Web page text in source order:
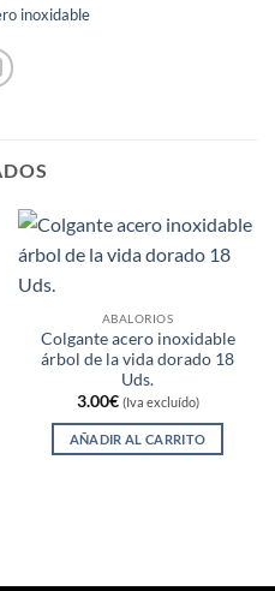
inoxidable
ABALORIOS
Colgante acero inoxidable
árbol de la vida dorado 18
Uds.
3.00€ (Iva excluído)
AÑADIR AL CARRITO